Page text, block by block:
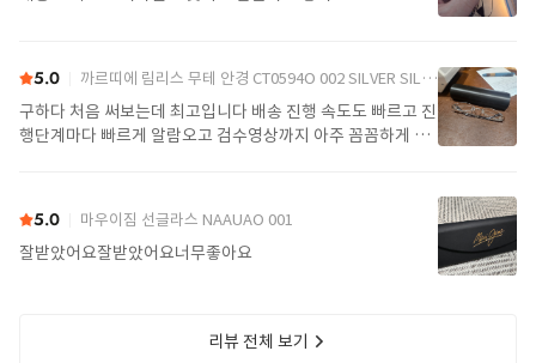
5.0 까르띠에 림리스 무테 안경 CT0594O 002 SILVER SILVER TRANSPARENT
구하다 처음 써보는데 최고입니다 배송 진행 속도도 빠르고 진
행단계마다 빠르게 알람오고 검수영상까지 아주 꼼꼼하게 찍
5.0 마우이짐 선글라스 NAAUAO 001
잘받았어요잘받았어요너무좋아요
리뷰 전체 보기